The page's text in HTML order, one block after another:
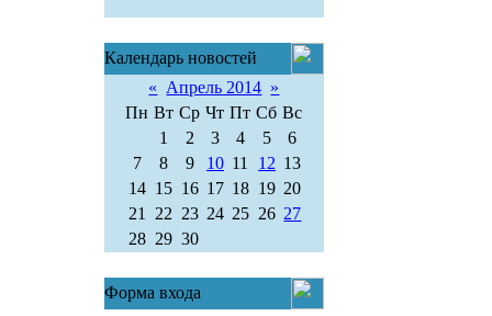
Календарь новостей
« Апрель 2014 »
Пн Вт Ср Чт Пт Сб Вс
1
2 3 4 5
6
7
8 9 10 11 12 13
14 15 16 17 18 19 20
21
22 23 24 25 26 27
28 29 30
Форма входа